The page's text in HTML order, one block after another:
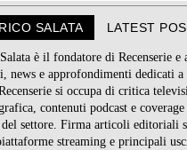
SALATA LATEST
è il fondatore di Recenserie e
news e approfondimenti dedicati
si occupa di critica
contenuti podcast e
del settore. Firma articoli editoriali
streaming e principali